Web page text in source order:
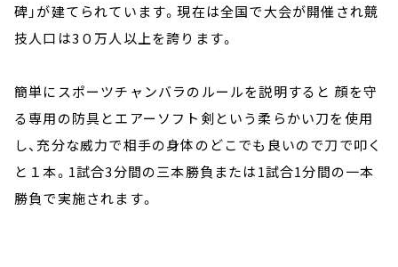
碑」が建てられています。現在は全国で大会が開催され競
技人口は3０万人以上を誇ります。
簡単にスポーツチャンバラのルールを説明すると 顔を守
る専用の防具とエアーソフト剣という柔らかい刀を使用
し、充分な威力で相手の身体のどこでも良いので刀で叩く
と１本。1試合3分間の三本勝負または1試合1分間の一本
勝負で実施されます。